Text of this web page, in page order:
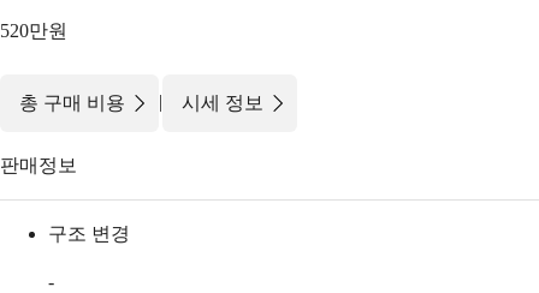
520만원
총 구매 비용 | 시세 정보
판매정보
구조 변경
-